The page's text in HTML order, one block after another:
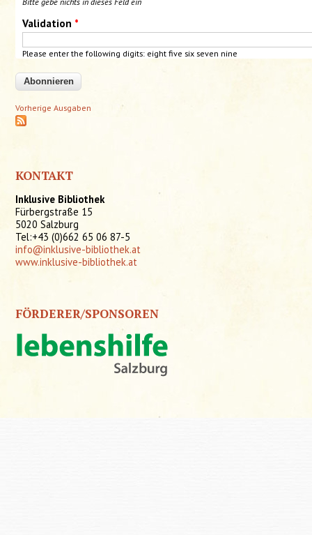
Validation *
Please enter the following digits: eight five six seven nine
Vorherige Ausgaben
KONTAKT
Inklusive Bibliothek
Fürbergstraße 15
5020 Salzburg
Tel:+43 (0)662 65 06 87-5
info@inklusive-bibliothek.at
www.inklusive-bibliothek.at
FÖRDERER/SPONSOREN